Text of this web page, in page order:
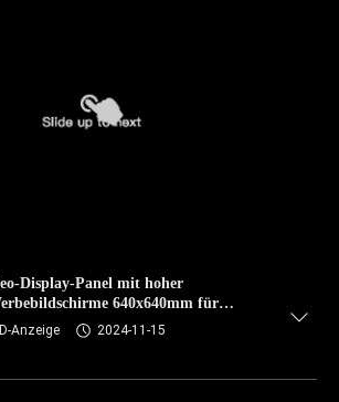
Display-Panel mit hoher
640x640mm für
unterstützen
Anzeige
2024-11-15